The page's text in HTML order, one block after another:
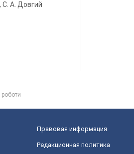
С. А. Довгий
роботи
Правовая информация
Редакционная политика